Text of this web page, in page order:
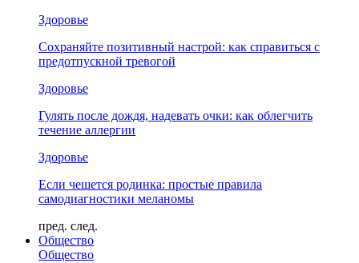
Здоровье
Сохраняйте позитивный настрой: как справиться с
предотпускной тревогой
Здоровье
Гулять после дождя, надевать очки: как облегчить
течение аллергии
Здоровье
Если чешется родинка: простые правила
самодиагностики меланомы
пред. след.
Общество
Общество